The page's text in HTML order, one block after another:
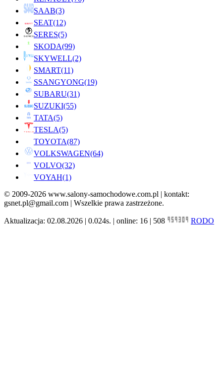
SAAB(3)
SEAT(12)
SERES(5)
SKODA(99)
SKYWELL(2)
SMART(11)
SSANGYONG(19)
SUBARU(31)
SUZUKI(55)
TATA(5)
TESLA(5)
TOYOTA(87)
VOLKSWAGEN(64)
VOLVO(32)
VOYAH(1)
© 2009-2026 www.salony-samochodowe.com.pl | kontakt:
gsnet.pl@gmail.com | Wszelkie prawa zastrzeżone.
Aktualizacja: 02.08.2026 | 0.024s. | online: 16 | 508 RODO